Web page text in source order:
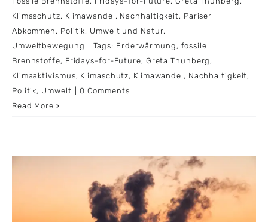
Klimaschutz, Klimawandel , Nachhaltigkeit, Pariser
Abkommen , Politik, Umwelt und Natur,
Umweltbewegung
Tags: Erderwärmung , fossile
Brennstoffe, Fridays-for-Future, Greta Thunberg ,
Klimaaktivismus, Klimaschutz, Klimawandel , Nachhaltigkeit,
Politik, Umwelt
0 Comments
Read More